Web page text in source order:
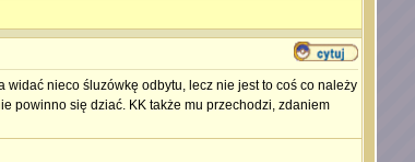
widać nieco śluzówkę odbytu, lecz nie jest to coś co należy
powinno się dziać. KK także mu przechodzi, zdaniem